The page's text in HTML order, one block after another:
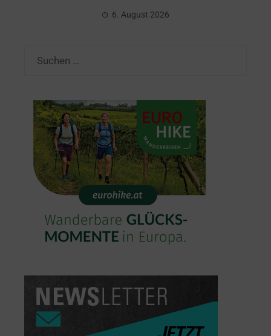
6. August 2026